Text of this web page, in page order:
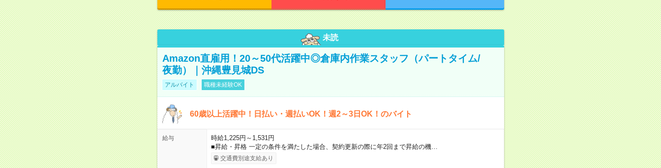
未読
Amazon直雇用！20～50代活躍中◎倉庫内作業スタッフ（パートタイム/
夜勤）｜沖縄豊見城DS
アルバイト 職種未経験OK
60歳以上活躍中！日払い・週払いOK！週2～3日OK！のバイト
給与
時給1,225円～1,531円
■昇給・昇格 一定の条件を満たした場合、契約更新の際に年2回まで昇給の機…
交通費別途支給あり